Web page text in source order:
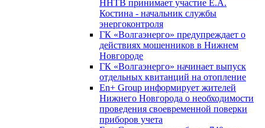
ННТВ принимает участие Е.А.
Костина - начальник службы
энергоконтроля
ГК «Волгаэнерго» предупреждает о
действиях мошенников в Нижнем
Новгороде
ГК «Волгаэнерго» начинает выпуск
отдельных квитанций на отопление
En+ Group информирует жителей
Нижнего Новгорода о необходимости
проведения своевременной поверки
приборов учета